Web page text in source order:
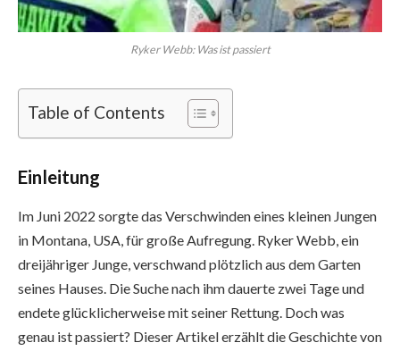
Ryker Webb: Was ist passiert
Table of Contents
Einleitung
Im Juni 2022 sorgte das Verschwinden eines kleinen Jungen
in Montana, USA, für große Aufregung. Ryker Webb, ein
dreijähriger Junge, verschwand plötzlich aus dem Garten
seines Hauses. Die Suche nach ihm dauerte zwei Tage und
endete glücklicherweise mit seiner Rettung. Doch was
genau ist passiert? Dieser Artikel erzählt die Geschichte von